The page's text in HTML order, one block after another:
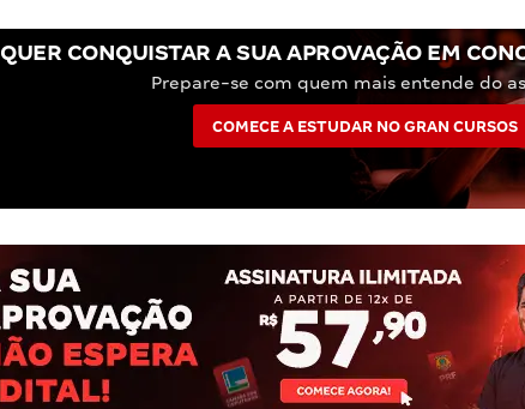
QUER CONQUISTAR A SUA APROVAÇÃO EM
Prepare-se com quem mais entende do
COMECE A ESTUDAR NO GRAN CURSOS